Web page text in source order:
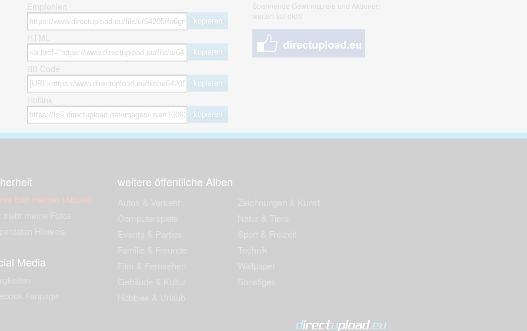
Empfohlen
kopieren
HTML
kopieren
BB Code
kopieren
Hotlink
kopieren
Spannende Gewinnspiele und Aktionen
warten auf dich!
Bild melden (Abuse)
Media
weitere öffentliche Alben